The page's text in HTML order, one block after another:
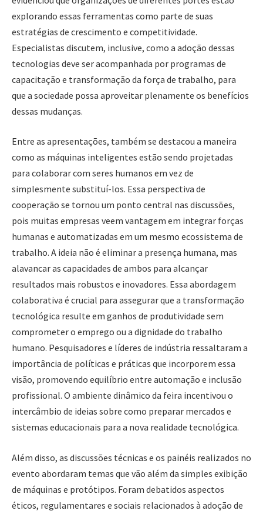
explorando essas ferramentas como parte de suas
estratégias de crescimento e competitividade.
Especialistas discutem, inclusive, como a adoção dessas
tecnologias deve ser acompanhada por programas de
capacitação e transformação da força de trabalho, para
que a sociedade possa aproveitar plenamente os benefícios
dessas mudanças.
Entre as apresentações, também se destacou a maneira
como as máquinas inteligentes estão sendo projetadas
para colaborar com seres humanos em vez de
simplesmente substituí-los. Essa perspectiva de
cooperação se tornou um ponto central nas discussões,
pois muitas empresas veem vantagem em integrar forças
humanas e automatizadas em um mesmo ecossistema de
trabalho. A ideia não é eliminar a presença humana, mas
alavancar as capacidades de ambos para alcançar
resultados mais robustos e inovadores. Essa abordagem
colaborativa é crucial para assegurar que a transformação
tecnológica resulte em ganhos de produtividade sem
comprometer o emprego ou a dignidade do trabalho
humano. Pesquisadores e líderes de indústria ressaltaram a
importância de políticas e práticas que incorporem essa
visão, promovendo equilíbrio entre automação e inclusão
profissional. O ambiente dinâmico da feira incentivou o
intercâmbio de ideias sobre como preparar mercados e
sistemas educacionais para a nova realidade tecnológica.
Além disso, as discussões técnicas e os painéis realizados no
evento abordaram temas que vão além da simples exibição
de máquinas e protótipos. Foram debatidos aspectos
éticos, regulamentares e sociais relacionados à adoção de